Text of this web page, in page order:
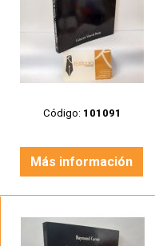
Código: 101091
Más información